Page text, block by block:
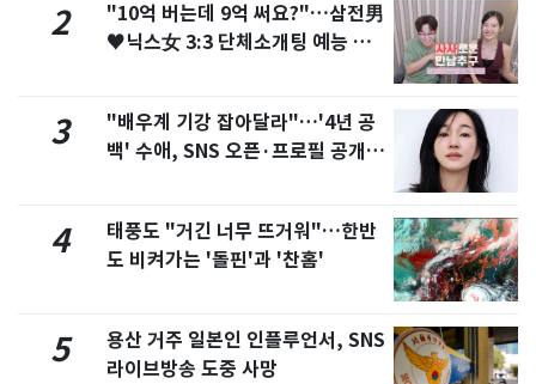
2
"10억 버는데 9억 써요?"…삼전男
♥닉스女 3:3 단체소개팅 예능 화
3
"배우계 기강 잡아달라"…'4년 공
백' 수애, SNS 오픈·프로필 공개
4
태풍도 "거긴 너무 뜨거워"…한반
도 비켜가는 '돌핀'과 '찬홈'
5
용산 거주 일본인 인플루언서, SNS
라이브방송 도중 사망